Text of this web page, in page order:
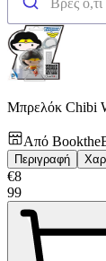
Μπρελόκ Chibi
Από
Περιγραφή
€8
99